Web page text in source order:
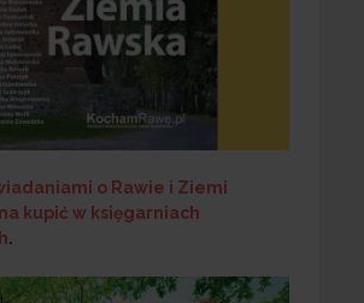
o Rawie i Ziemi
kupić w księgarniach
.